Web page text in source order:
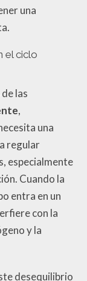
una
el ciclo
las
,
una
regular
especialmente
Cuando la
entra en un
con la
y la
desequilibrio